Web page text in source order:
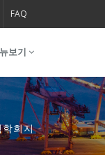
FAQ
보기
학회지